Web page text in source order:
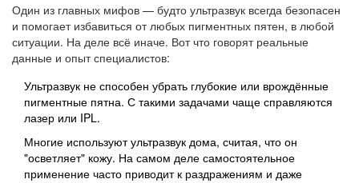
Один из главных мифов — будто ультразвук всегда безопасен
и помогает избавиться от любых пигментных пятен, в любой
ситуации. На деле всё иначе. Вот что говорят реальные
данные и опыт специалистов:
Ультразвук не способен убрать глубокие или врождённые
пигментные пятна. С такими задачами чаще справляются
лазер или IPL.
Многие используют ультразвук дома, считая, что он
"осветляет" кожу. На самом деле самостоятельное
применение часто приводит к раздражениям и даже